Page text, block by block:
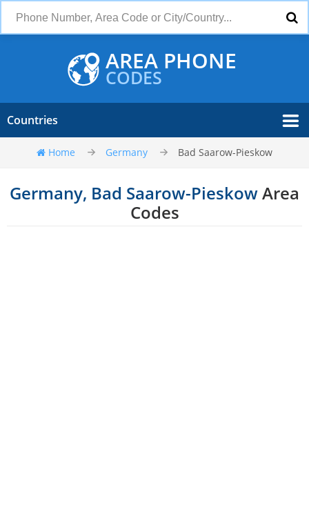
AREA PHONE
CODES
Countries
Home Germany Bad Saarow-Pieskow
Germany, Bad Saarow-PieskowArea
Codes